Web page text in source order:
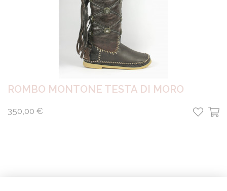
ROMBO MONTONE TESTA DI MORO
350,00 €